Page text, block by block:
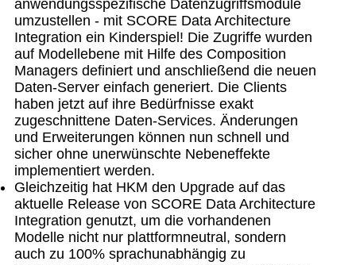
anwendungsspezifische Datenzugriffsmodule
umzustellen - mit SCORE Data Architecture
Integration ein Kinderspiel! Die Zugriffe wurden
auf Modellebene mit Hilfe des Composition
Managers definiert und anschließend die neuen
Daten-Server einfach generiert. Die Clients
haben jetzt auf ihre Bedürfnisse exakt
zugeschnittene Daten-Services. Änderungen
und Erweiterungen können nun schnell und
sicher ohne unerwünschte Nebeneffekte
implementiert werden.
Gleichzeitig hat HKM den Upgrade auf das
aktuelle Release von SCORE Data Architecture
Integration genutzt, um die vorhandenen
Modelle nicht nur plattformneutral, sondern
auch zu 100% sprachunabhängig zu